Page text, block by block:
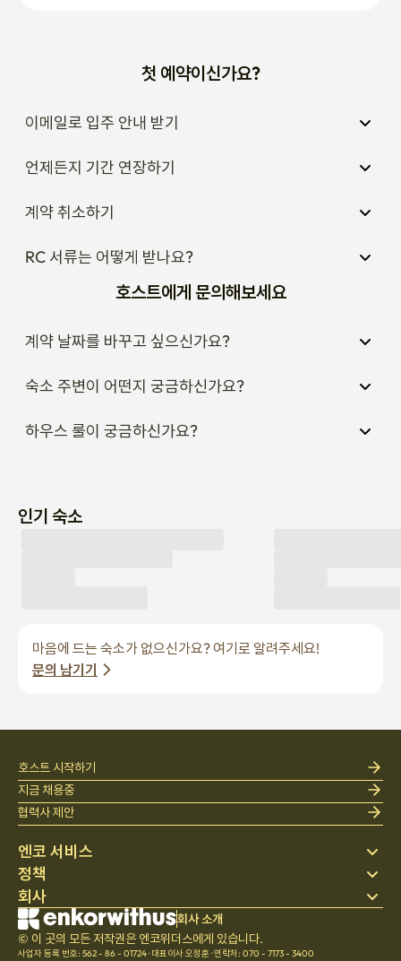
담요와 베개는 기본적으로 제공되지 않습니다. 필요한 경우 입주 전
적인 입주 정보가 제공될 예정입니다.
이메일로 입주 안내 받기
언제든지 기간 연장하기
계약 취소하기
RC 서류는 어떻게 받나요?
호스트에게 문의해보세요
계약 날짜를 바꾸고 싶으신가요?
숙소 주변이 어떤지 궁금하신가요?
하우스 룰이 궁금하신가요?
엔코 서비스
베딩
블로그
헬프 센터
개인정보 처리방침
이용약관
취소 및 환불정책
회사
회사 소개
채용
팀문화
호스트 시작하기
협력사 제안
© 이 곳의 모든 저작권은 엔코위더스에게 있습니다.
사업자 등록 번호: 562 - 86 - 01724·대표이사 오정훈·연락처: 070 - 7173 - 3400
통신판매업 신고번호: 2023 - 서울 종로 - 1113
서울특별시 마포구 백범로31길 21, 서울창업허브 공덕
601호